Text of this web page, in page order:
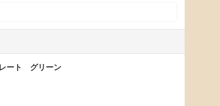
ート グリーン